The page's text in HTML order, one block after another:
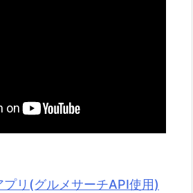
プリ(グルメサーチAPI使用)